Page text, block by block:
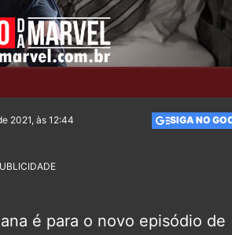
2021, às 12:44 SIGA NO
é para o novo episódio de